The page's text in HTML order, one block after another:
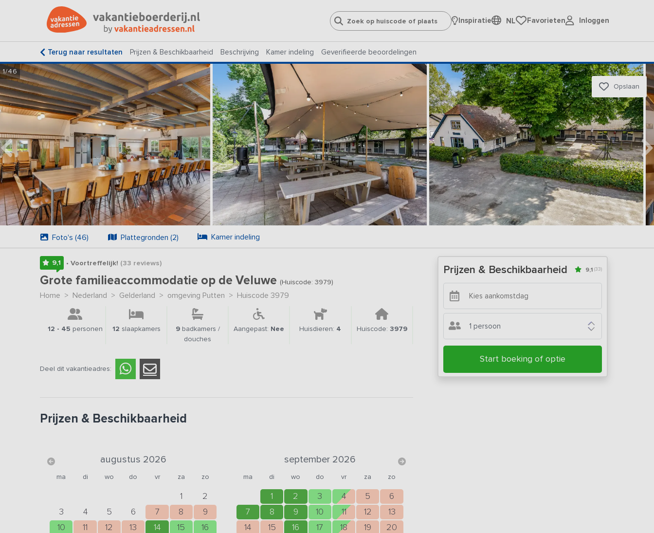
Inspiratie NL Favorieten Inloggen
Terug naar resultaten Prijzen & Beschikbaarheid Beschrijving Kamer indeling Geverifieerde beoordelingen
1/46
Opslaan
Foto's (46) Plattegronden (2) Kamer indeling
9,1 • Voortreffelijk! (33 reviews)
Grote familieaccommodatie op de Veluwe (Huiscode: 3979)
Home > Nederland > Gelderland > omgeving Putten > Huiscode 3979
12 - 45 personen 12 slaapkamers 9badkamers /
douches
Aangepast: Nee Huisdieren: 4 Huiscode: 3979
Deel dit vakantieadres:
Prijzen & Beschikbaarheid
augustus 2026
ma di wo do vr za zo
1
2
3
4 5 6 7 8
9
10
11 12 13 14 15
16
september 2026
ma di wo do vr za zo
1 2 3 4 5
6
7
8 9 10 11 12
13
14
15 16 17 18 19
20
Prijzen & Beschikbaarheid 9,1 (33)
1 persoon
Start boeking of optie